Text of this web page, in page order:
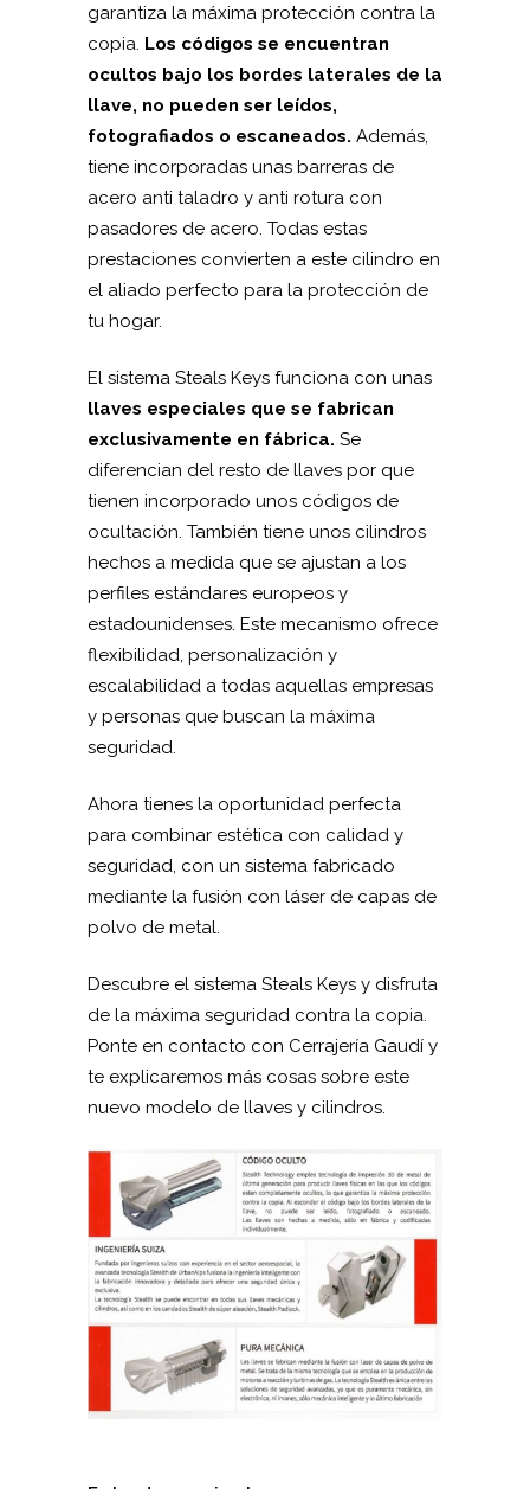
garantiza la máxima protección contra la
copia. Los códigos se encuentran
ocultos bajo los bordes laterales de la
llave, no pueden ser leídos,
fotografiados o escaneados. Además,
tiene incorporadas unas barreras de
acero anti taladro y anti rotura con
pasadores de acero. Todas estas
prestaciones convierten a este cilindro en
el aliado perfecto para la protección de
tu hogar.
El sistema Steals Keys funciona con unas
llaves especiales que se fabrican
exclusivamente en fábrica. Se
diferencian del resto de llaves por que
tienen incorporado unos códigos de
ocultación. También tiene unos cilindros
hechos a medida que se ajustan a los
perfiles estándares europeos y
estadounidenses. Este mecanismo ofrece
flexibilidad, personalización y
escalabilidad a todas aquellas empresas
y personas que buscan la máxima
seguridad.
Ahora tienes la oportunidad perfecta
para combinar estética con calidad y
seguridad, con un sistema fabricado
mediante la fusión con láser de capas de
polvo de metal.
Descubre el sistema Steals Keys y disfruta
de la máxima seguridad contra la copia.
Ponte en contacto con Cerrajería Gaudí y
te explicaremos más cosas sobre este
nuevo modelo de llaves y cilindros.